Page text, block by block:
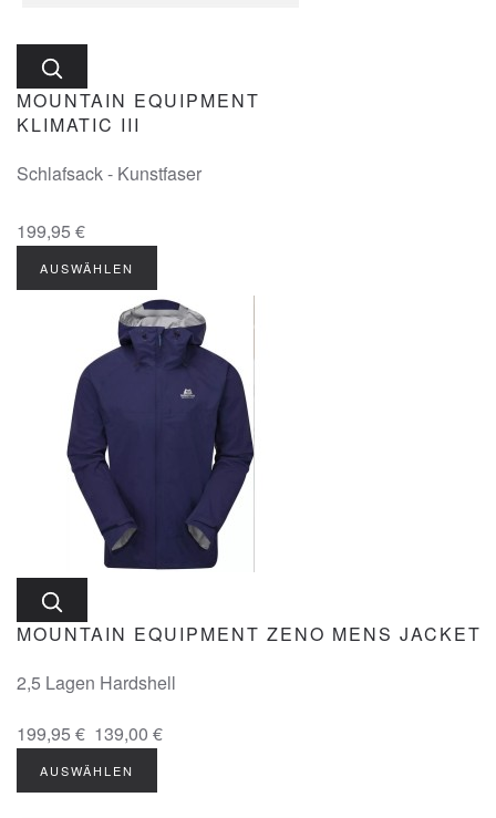
MOUNTAIN EQUIPMENT
KLIMATIC III
Schlafsack - Kunstfaser
199,95 €
AUSWÄHLEN
MOUNTAIN EQUIPMENT ZENO MENS JACKET
2,5 Lagen Hardshell
199,95 € 139,00 €
AUSWÄHLEN